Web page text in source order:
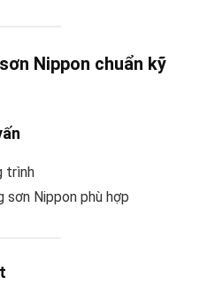
Nippon chuẩn kỹ
trình
Nippon phù hợp